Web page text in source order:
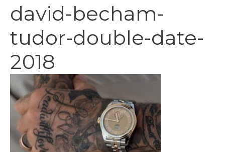
david-becham-
tudor-double-date-
2018